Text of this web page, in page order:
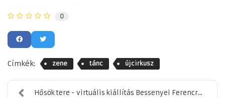
0
Címkék: zene tánc újcirkusz
Hősök tere - virtuális kiállítás Bessenyei Ferencr...